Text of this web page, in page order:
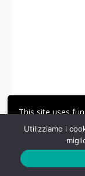
This site uses
improve your
LE MIE
Clicca sopra
Utilizziamo i